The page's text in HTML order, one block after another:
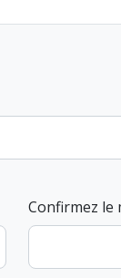
Confirmez le